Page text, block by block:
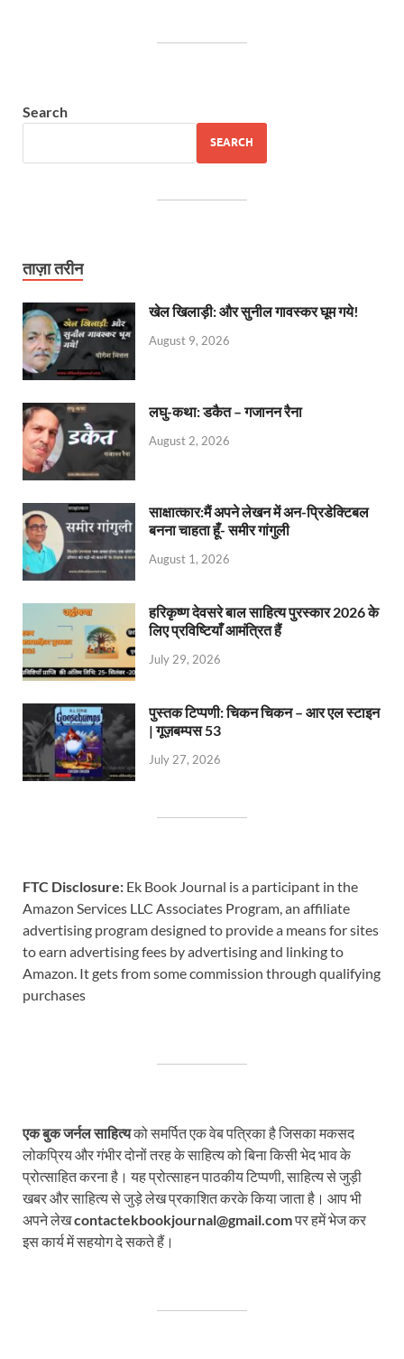
Search
SEARCH
ताज़ा तरीन
खेल खिलाड़ी: और सुनील गावस्कर घूम गये!
August 9, 2026
लघु-कथा: डकैत – गजानन रैना
August 2, 2026
साक्षात्कार:मैं अपने लेखन में अन-प्रिडेक्टिबल
बनना चाहता हूँ- समीर गांगुली
August 1, 2026
हरिकृष्ण देवसरे बाल साहित्य पुरस्कार 2026 के
लिए प्रविष्टियाँ आमंत्रित हैं
July 29, 2026
पुस्तक टिप्पणी: चिकन चिकन – आर एल स्टाइन
| गूज़बम्पस 53
July 27, 2026
FTC Disclosure: Ek Book Journal is a participant in the
Amazon Services LLC Associates Program, an affiliate
advertising program designed to provide a means for sites
to earn advertising fees by advertising and linking to
Amazon. It gets from some commission through qualifying
purchases
एक बुक जर्नल साहित्यको समर्पित एक वेब पत्रिका है जिसका मकसद
लोकप्रिय और गंभीर दोनों तरह के साहित्य को बिना किसी भेद भाव के
प्रोत्साहित करना है। यह प्रोत्साहन पाठकीय टिप्पणी, साहित्य से जुड़ी
खबर और साहित्य से जुड़े लेख प्रकाशित करके किया जाता है। आप भी
अपने लेखcontactekbookjournal@gmail.comपर हमें भेज कर
इस कार्य में सहयोग दे सकते हैं।